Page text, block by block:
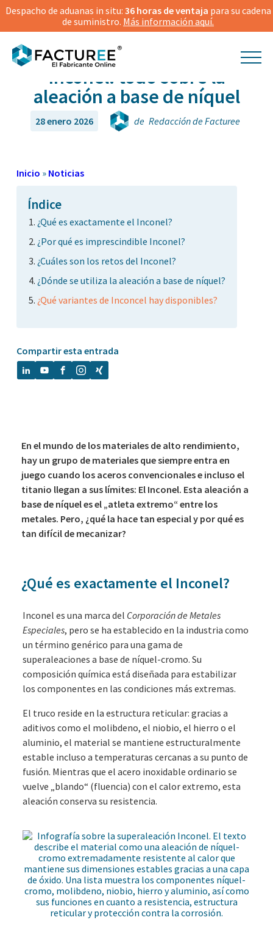
Despacho de aduanas in situ: 36 horas de ventaja para su cadena
de suministro. Más información aquí.
Inconel: todo sobre la
aleación a base de níquel
28 enero 2026 de Redacción de Facturee
Inicio » Noticias
Índice
¿Qué es exactamente el Inconel?
¿Por qué es imprescindible Inconel?
¿Cuáles son los retos del Inconel?
¿Dónde se utiliza la aleación a base de níquel?
¿Qué variantes de Inconcel hay disponibles?
Compartir esta entrada
En el mundo de los materiales de alto rendimiento,
hay un grupo de materiales que siempre entra en
juego cuando los aceros convencionales e incluso el
titanio llegan a sus límites: El Inconel. Esta aleación a
base de níquel es el „atleta extremo“ entre los
metales. Pero, ¿qué la hace tan especial y por qué es
tan difícil de mecanizar?
¿Qué es exactamente el Inconel?
Inconel es una marca del Corporación de Metales
Especiales, pero se ha establecido en la industria como
un término genérico para una gama de
superaleaciones a base de níquel-cromo. Su
composición química está diseñada para estabilizar
los componentes en las condiciones más extremas.
El truco reside en la estructura reticular: gracias a
aditivos como el molibdeno, el niobio, el hierro o el
aluminio, el material se mantiene estructuralmente
estable incluso a temperaturas cercanas a su punto de
fusión. Mientras que el acero inoxidable ordinario se
vuelve „blando“ (fluencia) con el calor extremo, esta
aleación conserva su resistencia.